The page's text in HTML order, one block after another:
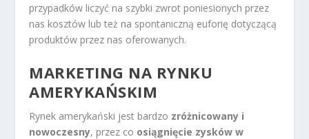
przypadków liczyć na szybki zwrot poniesionych przez
nas kosztów lub też na spontaniczną euforię dotyczącą
produktów przez nas oferowanych.
MARKETING NA RYNKU
AMERYKAŃSKIM
Rynek amerykański jest bardzo zróżnicowany i
nowoczesny, przez co osiągnięcie zysków w